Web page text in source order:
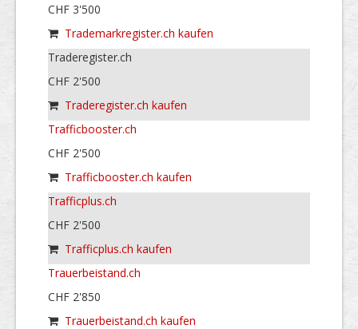
CHF 3'500
Trademarkregister.ch kaufen
Traderegister.ch
CHF 2'500
Traderegister.ch kaufen
Trafficbooster.ch
CHF 2'500
Trafficbooster.ch kaufen
Trafficplus.ch
CHF 2'500
Trafficplus.ch kaufen
Trauerbeistand.ch
CHF 2'850
Trauerbeistand.ch kaufen